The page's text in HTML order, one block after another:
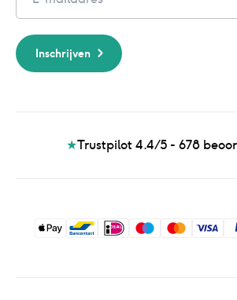
Inschrijven
★Trustpilot 4.4/5 - 678